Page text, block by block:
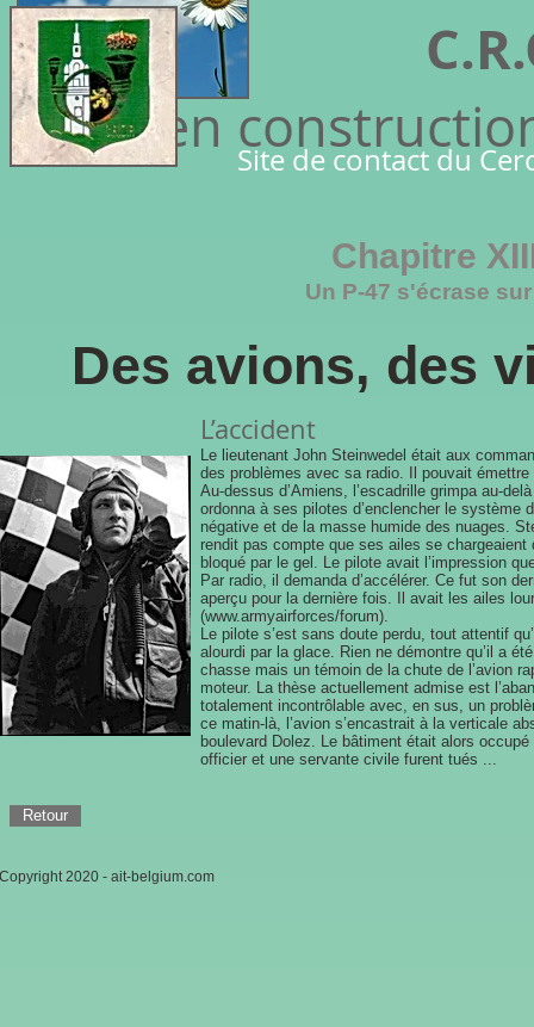
Site de contact du
Page en
Chapitre
Un P-47 s'écrase
Des avions, des
L’accident
Le lieutenant John Steinwedel était aux
des problèmes avec sa radio. Il pouvait
Au-dessus d’Amiens, l’escadrille grimpa au-
ordonna à ses pilotes d’enclencher le système
négative et de la masse humide des nuages.
rendit pas compte que ses ailes se
bloqué par le gel. Le pilote avait l’impression
Par radio, il demanda d’accélérer. Ce fut son
aperçu pour la dernière fois. Il avait les ailes
(www.armyairforces/forum).
Le pilote s’est sans doute perdu, tout attentif
alourdi par la glace. Rien ne démontre qu’il a
chasse mais un témoin de la chute de l’avion
moteur. La thèse actuellement admise est
totalement incontrôlable avec, en sus, un
ce matin-là, l’avion s’encastrait à la verticale
boulevard Dolez. Le bâtiment était alors
officier et une servante civile furent tués ...
Retour
2020 - ait-belgium.com